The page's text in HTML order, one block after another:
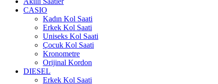
CASIO
Kadın Kol Saati
Erkek Kol Saati
Uniseks Kol Saati
Çocuk Kol Saati
Kronometre
Orijinal Kordon
DIESEL
Erkek Kol Saati